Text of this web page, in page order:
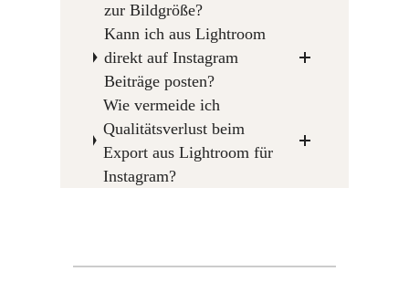
zur Bildgröße?
Kann ich aus Lightroom
direkt auf Instagram
Beiträge posten?
Wie vermeide ich
Qualitätsverlust beim
Export aus Lightroom für
Instagram?